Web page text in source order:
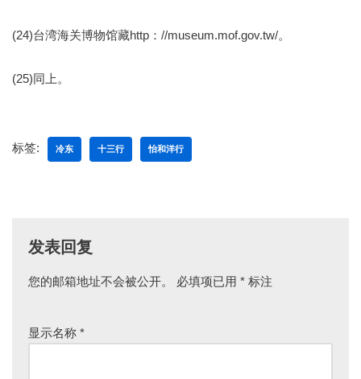
(24)台湾海关博物馆藏http：//museum.mof.gov.tw/。
(25)同上。
标签: 冷东 十三行 怡和洋行
发表回复
您的邮箱地址不会被公开。 必填项已用 * 标注
显示名称 *